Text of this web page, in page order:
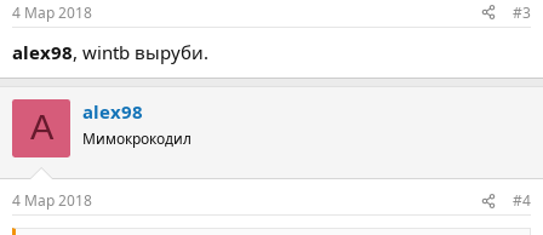
4 Мар 2018 #3
alex98, wintb выруби.
A alex98
Мимокрокодил
4 Мар 2018 #4